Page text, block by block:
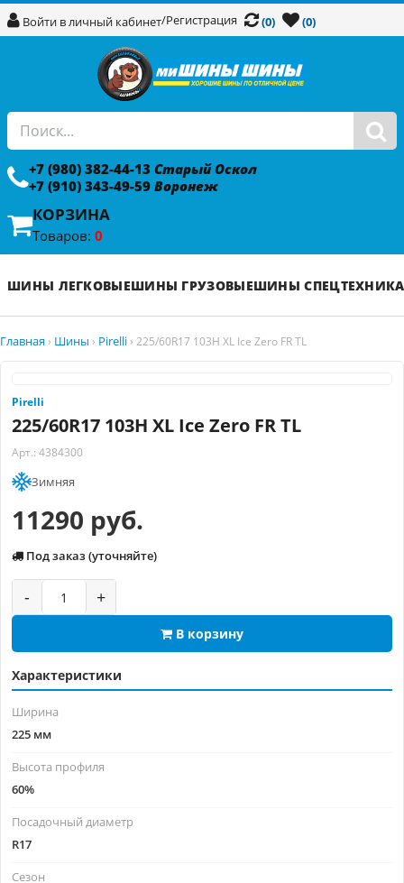
Войти в личный кабинет/Регистрация (0) (0)
+7 (980) 382-44-13 Старый Оскол
+7 (910) 343-49-59 Воронеж
КОРЗИНА
Товаров: 0
ШИНЫ ЛЕГКОВЫЕШИНЫ ГРУЗОВЫЕШИНЫ СПЕЦТЕХНИКА
Главная › Шины › Pirelli › 225/60R17 103H XL Ice Zero FR TL
Pirelli
225/60R17 103H XL Ice Zero FR TL
Арт.: 4384300
Зимняя
11290 руб.
Под заказ (уточняйте)
- +
В корзину
Характеристики
Ширина
225 мм
Высота профиля
60%
Посадочный диаметр
R17
Сезон